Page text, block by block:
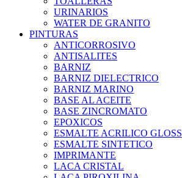
URINARIOS
WATER DE GRANITO
PINTURAS
ANTICORROSIVO
ANTISALITES
BARNIZ
BARNIZ DIELECTRICO
BARNIZ MARINO
BASE AL ACEITE
BASE ZINCROMATO
EPOXICOS
ESMALTE ACRILICO GLOSS
ESMALTE SINTETICO
IMPRIMANTE
LACA CRISTAL